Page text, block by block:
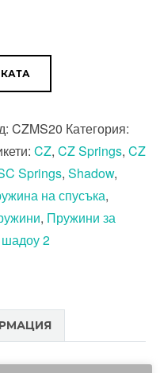
CZMS20 Категория:
CZ, CZ Springs, CZ
Springs, Shadow,
на спусъка,
, Пружини за
шадоу 2